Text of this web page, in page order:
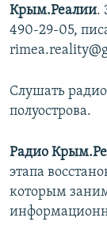
Крым.Реалии.
490-29-05,
Слушать
полуострова.
Радио
этапа
которым